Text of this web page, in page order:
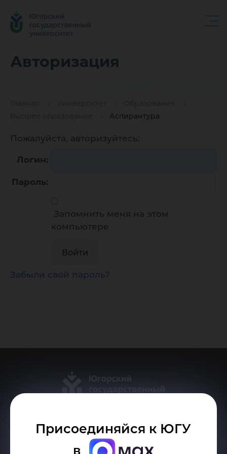
Авторизация
Аспирантура
Присоединяйся к ЮГУ
в
Пожалуйста, авторизуйтесь:
Логин:
Пароль:
Запомнить меня на этом
компьютере
Забыли свой пароль?
Делитесь новостями об университете с хештегом #ЮГУ